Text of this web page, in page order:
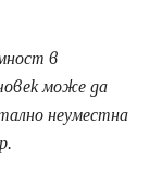
в
може да
неуместна